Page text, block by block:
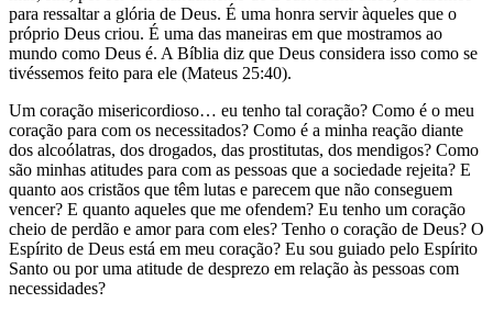
para ressaltar a glória de Deus. É uma honra servir àqueles que o
próprio Deus criou. É uma das maneiras em que mostramos ao
mundo como Deus é. A Bíblia diz que Deus considera isso como se
tivéssemos feito para ele (Mateus 25:40).
Um coração misericordioso… eu tenho tal coração? Como é o meu
coração para com os necessitados? Como é a minha reação diante
dos alcoólatras, dos drogados, das prostitutas, dos mendigos? Como
são minhas atitudes para com as pessoas que a sociedade rejeita? E
quanto aos cristãos que têm lutas e parecem que não conseguem
vencer? E quanto aqueles que me ofendem? Eu tenho um coração
cheio de perdão e amor para com eles? Tenho o coração de Deus? O
Espírito de Deus está em meu coração? Eu sou guiado pelo Espírito
Santo ou por uma atitude de desprezo em relação às pessoas com
necessidades?